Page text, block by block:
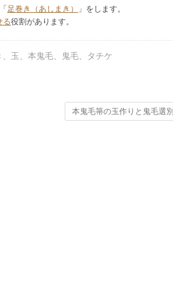
足巻き（あしまき）
」をします。
る役割があります。
玉 本鬼毛 鬼毛 タチケ
本鬼毛箒の玉作りと鬼毛選別